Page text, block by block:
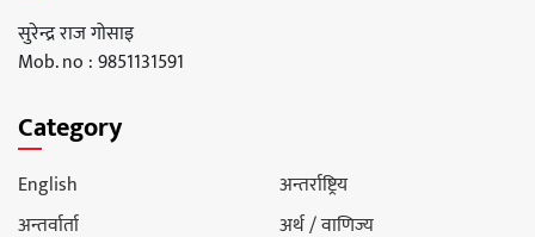
सुरेन्द्र राज गोसाइ
Mob. no : 9851131591
Category
English
अन्तर्राष्ट्रिय
अन्तर्वार्ता
अर्थ / वाणिज्य